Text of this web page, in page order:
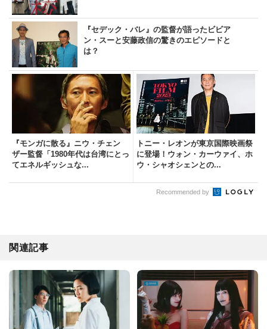
『セデック・バレ』の監督が語ったビビア
ン・スーと安藤政信の驚きのエピソードと
は？
『モンガに散る』ニウ・チェン
ザー監督「1980年代は台湾にとっ
てエネルギッシュな...
トニー・レオンが東京国際映画祭
に登場！ウォン・カーウァイ、ホ
ウ・シャオシェンとの...
Recommended by
関連記事